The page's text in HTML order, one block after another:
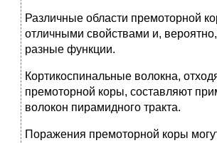
Различные области премоторной
отличными свойствами и,
разные функции.
Кортикоспинальные волокна,
премоторной коры, составляют
волокон пирамидного тракта.
Поражения премоторной коры